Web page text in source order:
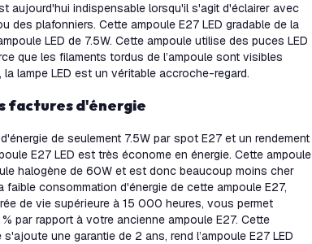
aujourd'hui indispensable lorsqu'il s'agit d'éclairer avec
des plafonniers. Cette ampoule E27 LED gradable de la
LED de 7.5W. Cette ampoule utilise des puces LED
que les filaments tordus de l’ampoule sont visibles
la lampe LED est un véritable accroche-regard.
factures d'énergie
de seulement 7.5W par spot E27 et un rendement
E27 LED est très économe en énergie. Cette ampoule
halogène de 60W et est donc beaucoup moins cher
faible consommation d'énergie de cette ampoule E27,
de vie supérieure à 15 000 heures, vous permet
par rapport à votre ancienne ampoule E27. Cette
une garantie de 2 ans, rend l’ampoule E27 LED